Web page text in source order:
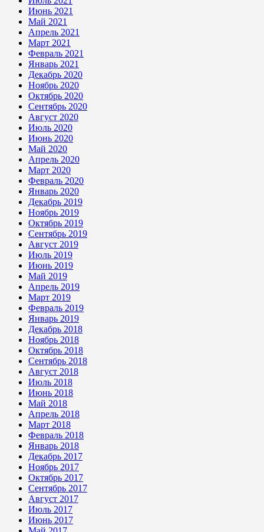
Июнь 2021
Май 2021
Апрель 2021
Март 2021
Февраль 2021
Январь 2021
Декабрь 2020
Ноябрь 2020
Октябрь 2020
Сентябрь 2020
Август 2020
Июль 2020
Июнь 2020
Май 2020
Апрель 2020
Март 2020
Февраль 2020
Январь 2020
Декабрь 2019
Ноябрь 2019
Октябрь 2019
Сентябрь 2019
Август 2019
Июль 2019
Июнь 2019
Май 2019
Апрель 2019
Март 2019
Февраль 2019
Январь 2019
Декабрь 2018
Ноябрь 2018
Октябрь 2018
Сентябрь 2018
Август 2018
Июль 2018
Июнь 2018
Май 2018
Апрель 2018
Март 2018
Февраль 2018
Январь 2018
Декабрь 2017
Ноябрь 2017
Октябрь 2017
Сентябрь 2017
Август 2017
Июль 2017
Июнь 2017